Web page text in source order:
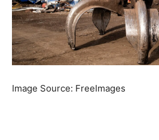
Image Source: FreeImages